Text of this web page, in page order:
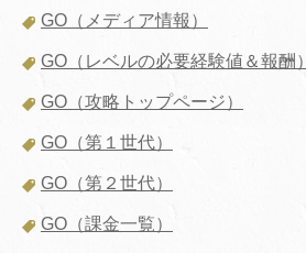
GO（メディア情報）
GO（レベルの必要経験値＆報酬）
GO（攻略トップページ）
GO（第１世代）
GO（第２世代）
GO（課金一覧）